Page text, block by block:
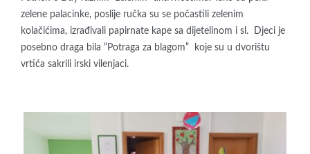
zelene palacinke, poslije ručka su se počastili zelenim
kolačićima, izrađivali papirnate kape sa dijetelinom i sl. Djeci je
posebno draga bila “Potraga za blagom” koje su u dvorištu
vrtića sakrili irski vilenjaci.